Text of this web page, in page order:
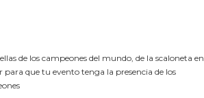
de los campeones del mundo, de la scaloneta en
que tu evento tenga la presencia de los